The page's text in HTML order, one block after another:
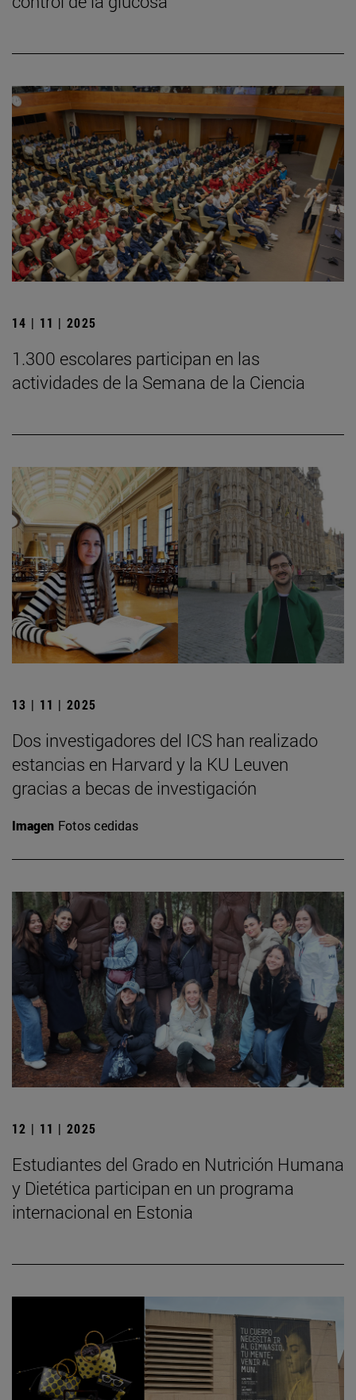
14 | 11 | 2025
1.300 escolares participan en las
actividades de la Semana de la Ciencia
13 | 11 | 2025
Dos investigadores del ICS han realizado
estancias en Harvard y la KU Leuven
gracias a becas de investigación
Imagen Fotos cedidas
12 | 11 | 2025
Estudiantes del Grado en Nutrición Humana
y Dietética participan en un programa
internacional en Estonia